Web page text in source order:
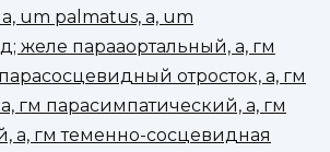
um palmatus, a, um
желе парааортальный, а, гм
отросток, а, гм
гм парасимпатический, а, гм
а, гм теменно-сосцевидная